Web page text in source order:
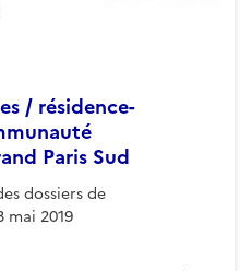
/ résidence-
Paris Sud
dossiers de
mai 2019